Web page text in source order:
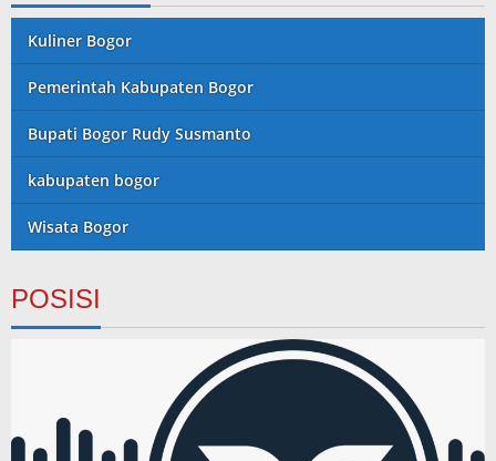
Kuliner Bogor
Pemerintah Kabupaten Bogor
Bupati Bogor Rudy Susmanto
kabupaten bogor
Wisata Bogor
POSISI